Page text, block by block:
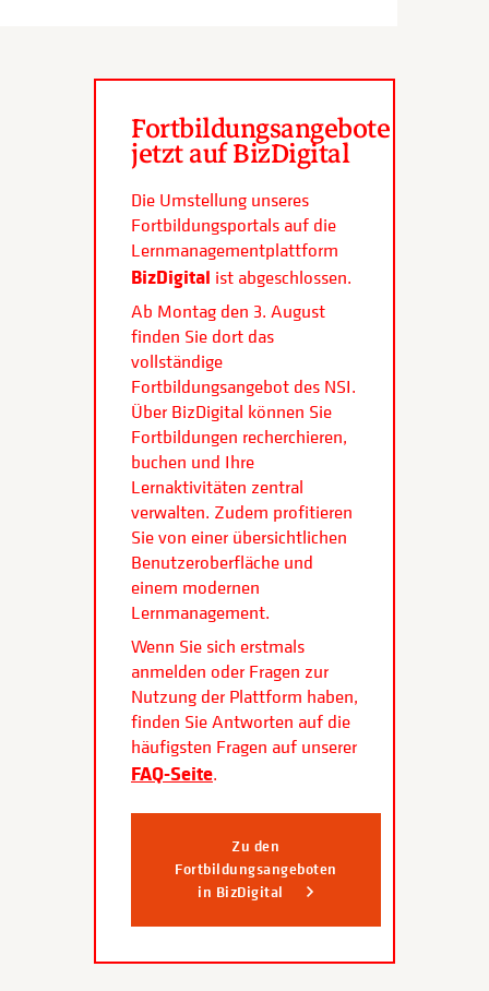
Fortbildungsangebote
jetzt auf BizDigital
Die Umstellung unseres
Fortbildungsportals auf die
Lernmanagementplattform
BizDigital ist abgeschlossen.
Ab Montag den 3. August
finden Sie dort das
vollständige
Fortbildungsangebot des NSI.
Über BizDigital können Sie
Fortbildungen recherchieren,
buchen und Ihre
Lernaktivitäten zentral
verwalten. Zudem profitieren
Sie von einer übersichtlichen
Benutzeroberfläche und
einem modernen
Lernmanagement.
Wenn Sie sich erstmals
anmelden oder Fragen zur
Nutzung der Plattform haben,
finden Sie Antworten auf die
häufigsten Fragen auf unserer
FAQ-Seite.
Zu den
Fortbildungsangeboten
in BizDigital